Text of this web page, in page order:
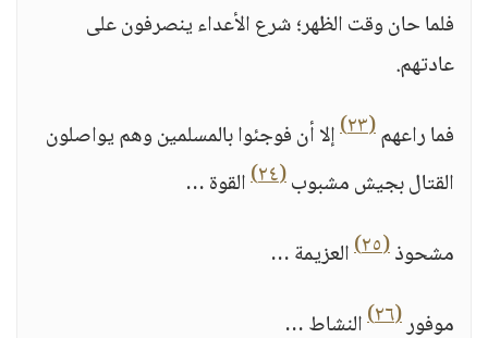
فلما حان وقت الظهر؛ شرع الأعداء ينصرفون على
عادتهم.
فما راعهم(٢٣)
إلا أن فوجئوا بالمسلمين وهم يواصلون
القتال بجيش مشبوب(٢٤)
القوة …
مشحوذ(٢٥)
العزيمة …
موفور(٢٦)
النشاط …